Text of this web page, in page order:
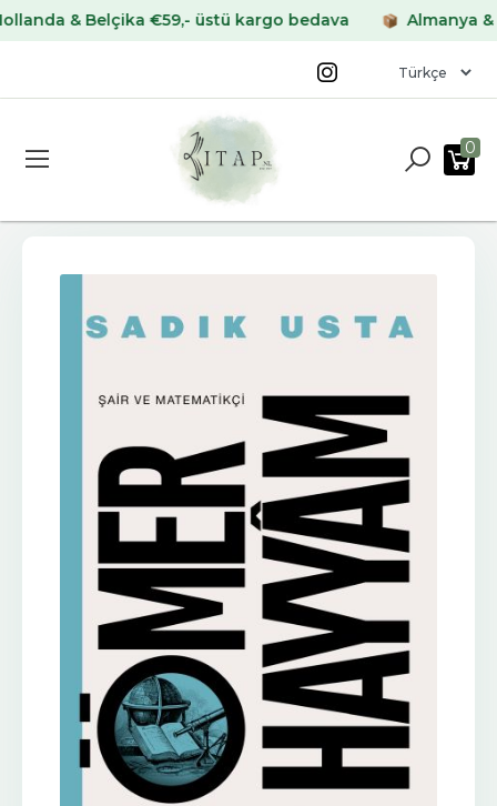
& Belçika €59,- üstü kargo bedava Almanya &
0